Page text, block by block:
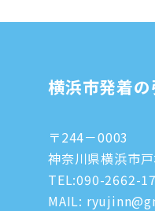
横浜市発着
〒244－0003
神奈川県横浜市
TEL:090-2662-
MAIL: